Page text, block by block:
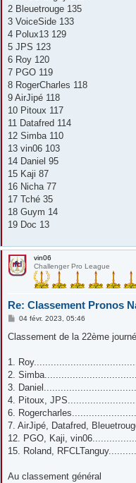
2 Bleuetrouge 135
3 VoiceSide 133
4 Polux13 129
5 JPS 123
6 Roy 120
7 PGO 119
8 RogerCharles 118
9 AirJipé 118
10 Pitoux 117
11 Datafred 114
12 Simba 110
13 vin06 103
14 Daniel 95
15 Kaji 87
16 Nicha 77
17 Tché 35
18 Guym 14
19 Doc 13
vin06
Challenger Pro League
Re: Classement Pronos
M
s
g
04 févr. 2023, 05:46
Classement de la 22ème
1.
2.
3.
4. Pitoux,
6.
7. AirJipé, Datafred,
12. PGO, Kaji,
15. Roland,
Au classement général